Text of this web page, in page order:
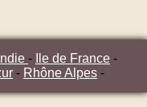
- Ile de France -
- Rhône Alpes -